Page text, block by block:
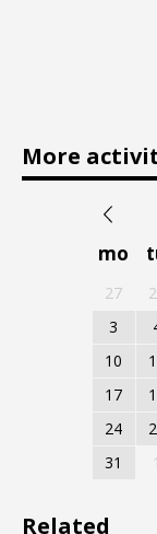
More
mo
27
3
10
17
24
31
1
Related